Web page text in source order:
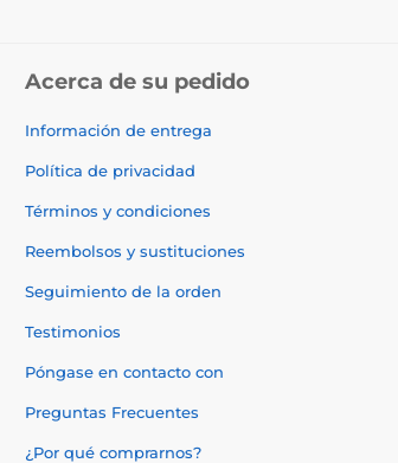
Acerca de su pedido
Información de entrega
Política de privacidad
Términos y condiciones
Reembolsos y sustituciones
Seguimiento de la orden
Testimonios
Póngase en contacto con
Preguntas Frecuentes
¿Por qué comprarnos?